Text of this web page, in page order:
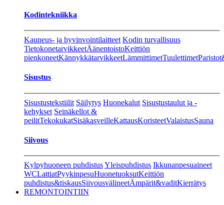
Kodintekniikka
Kauneus- ja hyvinvointilaitteet Kodin turvallisuus
TietokonetarvikkeetÄänentoistoKeittiön
pienkoneetKännykkätarvikkeetLämmittimetTuulettimet
Sisustus
Sisustustekstiilit Säilytys Huonekalut Sisustustaulut ja -
kehykset Seinäkellot &
peilitTekokukatSisäkasveilleKattausKoristeetValaistusSauna
Siivous
Kylpyhuoneen puhdistusYleispuhdistus Ikkunanpesuaineet
WCLattiatPyykinpesuHuonetuoksutKeittiön
puhdistus&tiskausSiivousvälineetÄmpärit&vaditKierrätys
REMONTOINTIIN